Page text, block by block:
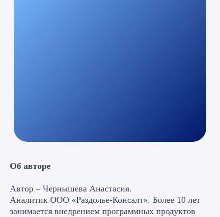
Об авторе
Автор – Чернышева Анастасия.
Аналитик ООО «Раздолье-Консалт». Более 10 лет
занимается внедрением программных продуктов